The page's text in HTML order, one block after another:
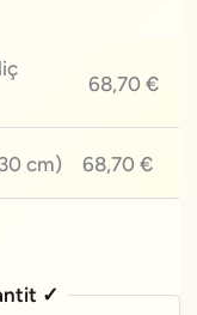
68,70€
cm) 68,70€
✓